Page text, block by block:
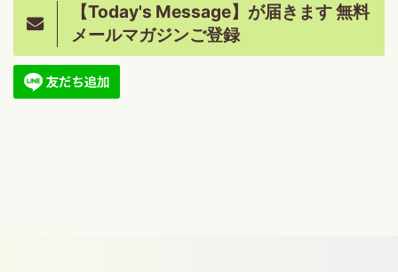
【Today's Message】が届きます 無料
メールマガジンご登録